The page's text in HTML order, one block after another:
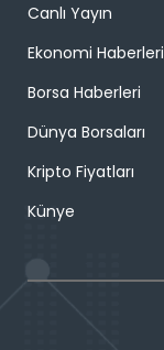
Canlı Yayın
Ekonomi Haberleri
Borsa Haberleri
Dünya Borsaları
Kripto Fiyatları
Künye